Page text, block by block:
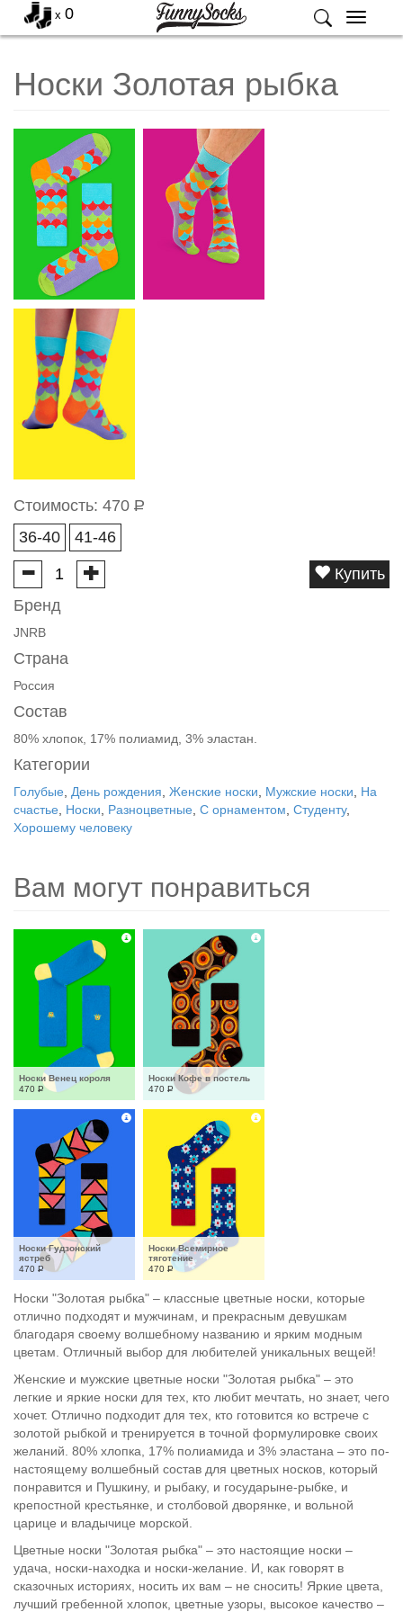
Меню
x 0
Носки Золотая рыбка
Стоимость: 470 Р
36-40
41-46
Купить
Бренд
JNRB
Страна
Россия
Состав
80% хлопок, 17% полиамид, 3% эластан.
Категории
Голубые День рождения Женские носки Мужские носки
На
счастье
Носки Разноцветные С орнаментом Студенту,
Хорошему человеку
Вам могут понравиться
Носки Венец короля
470 Р
Носки Кофе в постель
470 Р
Носки Гудзонский
ястреб
470 Р
Носки Всемирное
тяготение
470 Р
Носки "Золотая рыбка" – классные цветные носки, которые
отлично подходят и мужчинам, и прекрасным девушкам
благодаря своему волшебному названию и ярким модным
цветам. Отличный выбор для любителей уникальных вещей!
Женские и мужские цветные носки "Золотая рыбка" – это
легкие и яркие носки для тех, кто любит мечтать, но знает, чего
хочет. Отлично подходит для тех, кто готовится ко встрече с
золотой рыбкой и тренируется в точной формулировке своих
желаний. 80% хлопка, 17% полиамида и 3% эластана – это по-
настоящему волшебный состав для цветных носков, который
понравится и Пушкину, и рыбаку, и государыне-рыбке, и
крепостной крестьянке, и столбовой дворянке, и вольной
царице и владычице морской.
Цветные носки "Золотая рыбка" – это настоящие носки –
удача, носки-находка и носки-желание. И, как говорят в
сказочных историях, носить их вам – не сносить! Яркие цвета,
лучший гребенной хлопок, цветные узоры, высокое качество –